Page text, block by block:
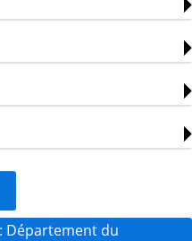
Département du